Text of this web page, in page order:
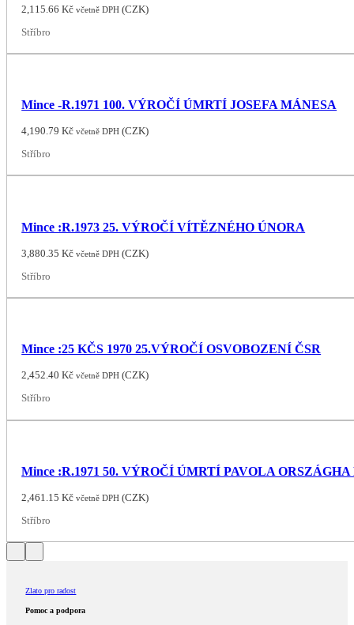
2,115.66Kč včetně DPH (CZK)
Stříbro
Mince -R.1971 100. VÝROČÍ ÚMRTÍ JOSEFA MÁNESA
4,190.79Kč včetně DPH (CZK)
Stříbro
Mince :R.1973 25. VÝROČÍ VÍTĚZNÉHO ÚNORA
3,880.35Kč včetně DPH (CZK)
Stříbro
Mince :25 KČS 1970 25.VÝROČÍ OSVOBOZENÍ ČSR
2,452.40Kč včetně DPH (CZK)
Stříbro
Mince :R.1971 50. VÝROČÍ ÚMRTÍ PAVOLA
2,461.15Kč včetně DPH (CZK)
Stříbro
Zlato pro radost
Pomoc a podpora